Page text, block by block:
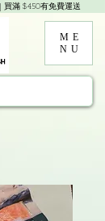
買滿 $450有免費運送
ME
NU